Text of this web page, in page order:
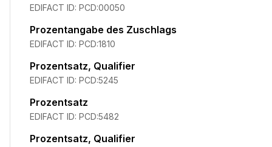
EDIFACT ID: PCD:00050
Prozentangabe des Zuschlags
EDIFACT ID: PCD:1810
Prozentsatz, Qualifier
EDIFACT ID: PCD:5245
Prozentsatz
EDIFACT ID: PCD:5482
Prozentsatz, Qualifier